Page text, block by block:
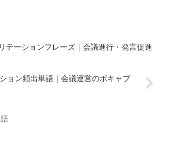
テーションフレーズ｜会議進行・発言促進
ョン頻出単語｜会議運営のボキャブ